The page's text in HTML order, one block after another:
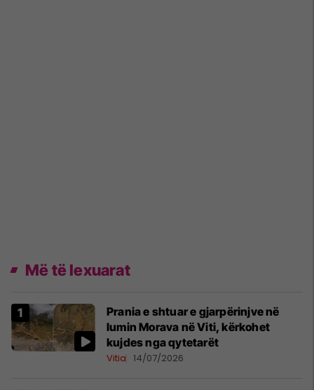
Më të lexuarat
Prania e shtuar e gjarpërinjve në
lumin Morava në Viti, kërkohet
kujdes nga qytetarët
Vitia 14/07/2026